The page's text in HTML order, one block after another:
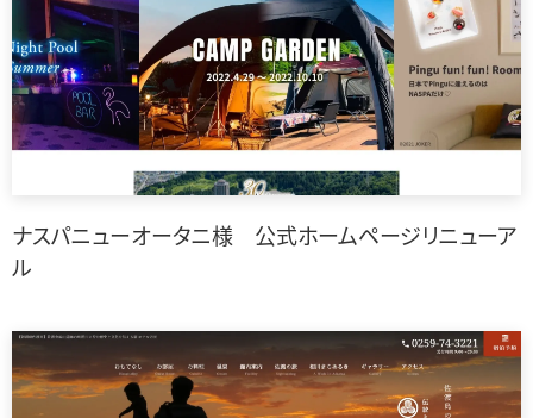
ナスパニューオータニ様 公式ホームページリニューア
ル